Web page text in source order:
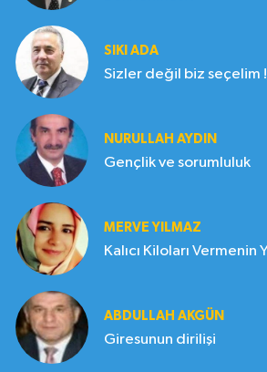
SIKI ADA
Sizler değil biz seçelim !
NURULLAH AYDIN
Gençlik ve sorumluluk
MERVE YILMAZ
Kalıcı Kiloları Vermenin
ABDULLAH AKGÜN
Giresunun dirilişi